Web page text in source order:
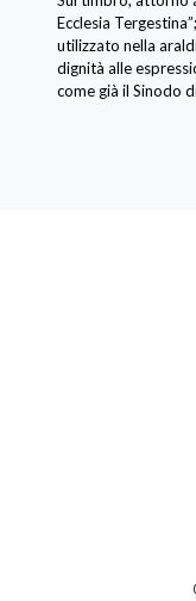
Ecclesia
utilizzato nella
dignità alle
come già il Sinodo